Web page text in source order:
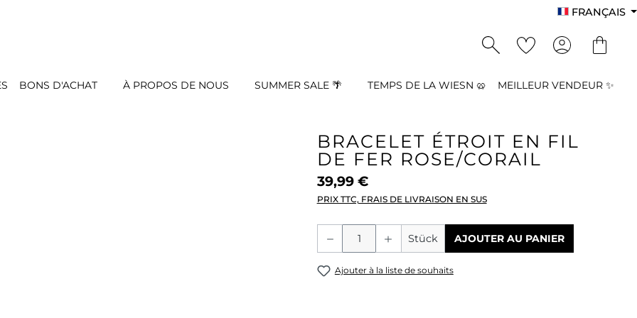
FRANÇAIS
BONS D'ACHAT À PROPOS DE NOUS SUMMER SALE 🌴 TEMPS DE LA WIESN 🥨 MEILLEUR VENDEUR ✨
BRACELET ÉTROIT EN FIL
DE FER ROSE/CORAIL
39,99 €
PRIX TTC, FRAIS DE LIVRAISON EN SUS
Quantité de produit : Entrez la
Stück AJOUTER AU PANIER
Ajouter à la liste de souhaits